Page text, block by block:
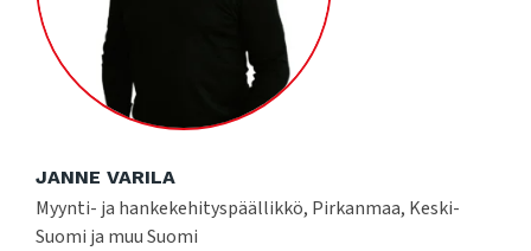
JANNE VARILA
Myynti- ja hankekehityspäällikkö, Pirkanmaa, Keski-
Suomi ja muu Suomi